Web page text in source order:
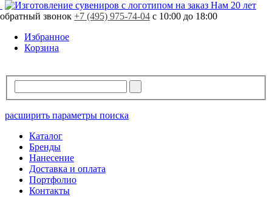
Нам 20 лет
обратный звонок +7 (495) 975-74-04 с 10:00 до 18:00
Избранное
Корзина
расширить параметры поиска
Каталог
Бренды
Нанесение
Доставка и оплата
Портфолио
Контакты